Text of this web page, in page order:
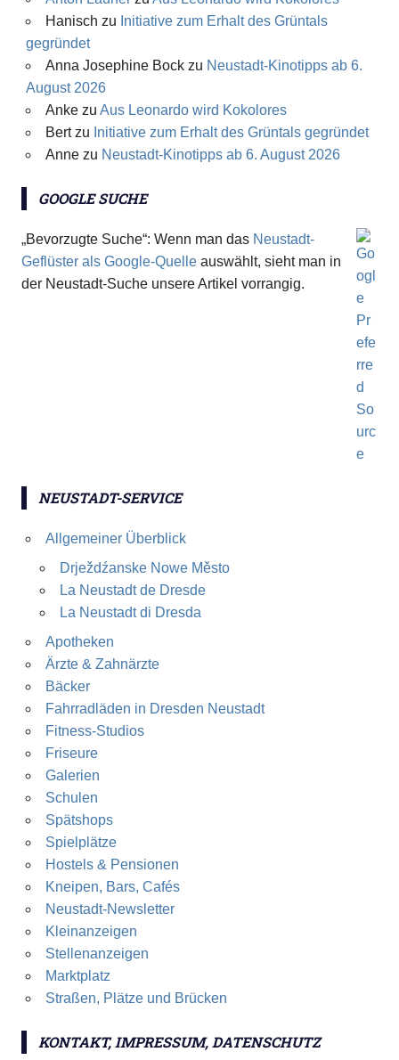
Hanisch zu Initiative zum Erhalt des Grüntals
gegründet
Anna Josephine Bockzu Neustadt-Kinotipps ab 6.
August 2026
Ankezu Aus Leonardo wird Kokolores
Bertzu Initiative zum Erhalt des Grüntals gegründet
Annezu Neustadt-Kinotipps ab 6. August 2026
GOOGLE SUCHE
„Bevorzugte Suche“: Wenn man das Neustadt-
Geflüster als Google-Quelle auswählt, sieht man in
der Neustadt-Suche unsere Artikel vorrangig.
NEUSTADT-SERVICE
Allgemeiner Überblick
Drježdźanske Nowe Město
La Neustadt de Dresde
La Neustadt di Dresda
Apotheken
Ärzte & Zahnärzte
Bäcker
Fahrradläden in Dresden Neustadt
Fitness-Studios
Friseure
Galerien
Schulen
Spätshops
Spielplätze
Hostels & Pensionen
Kneipen, Bars, Cafés
Neustadt-Newsletter
Kleinanzeigen
Stellenanzeigen
Marktplatz
Straßen, Plätze und Brücken
KONTAKT, IMPRESSUM, DATENSCHUTZ